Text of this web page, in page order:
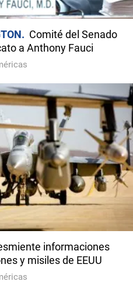
Comité del Senado
a Anthony Fauci
informaciones
y misiles de EEUU